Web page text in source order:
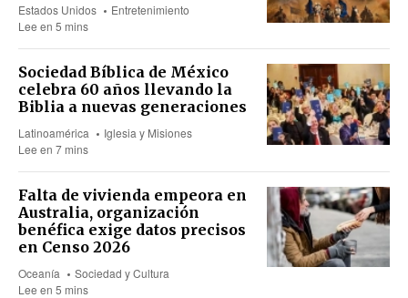
Estados Unidos
Entretenimiento
Lee en 5 mins
Sociedad Bíblica de México
celebra 60 años llevando la
Biblia a nuevas generaciones
Latinoamérica
Iglesia y Misiones
Lee en 7 mins
Falta de vivienda empeora en
Australia, organización
benéfica exige datos precisos
en Censo 2026
Oceanía
Sociedad y Cultura
Lee en 5 mins